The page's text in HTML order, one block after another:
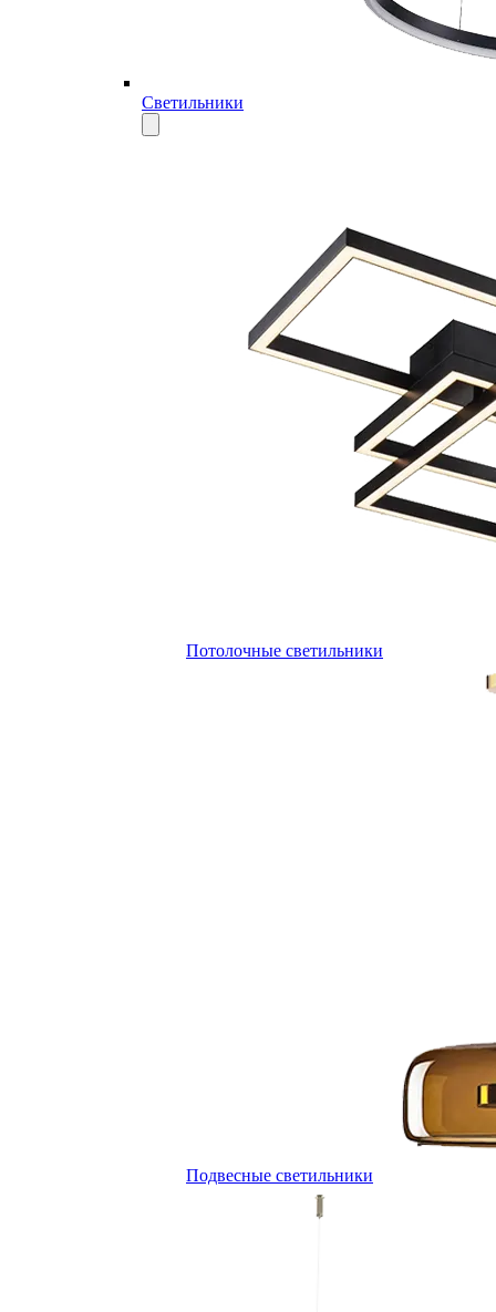
Светильники
Потолочные светильники
Подвесные светильники